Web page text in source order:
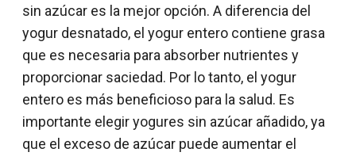
sin azúcar es la mejor opción. A diferencia del
yogur desnatado, el yogur entero contiene grasa
que es necesaria para absorber nutrientes y
proporcionar saciedad. Por lo tanto, el yogur
entero es más beneficioso para la salud. Es
importante elegir yogures sin azúcar añadido, ya
que el exceso de azúcar puede aumentar el